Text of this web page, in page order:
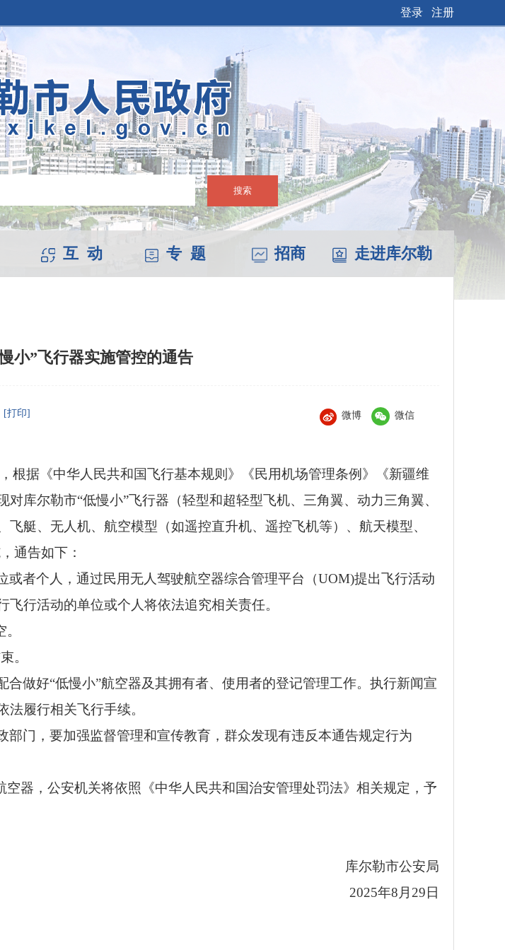
登录 注册
搜索
互 动 专 题 招商 走进库尔勒
小”飞行器实施管控的通告
[打印] 微博 微信
根据《中华人民共和国飞行基本规则》《民用机场管理条例》《新疆维
库尔勒市“低慢小”飞行器（轻型和超轻型飞机、三角翼、动力三角翼、
艇、无人机、航空模型（如遥控直升机、遥控飞机等）、航天模型、
通告如下：
者个人，通过民用无人驾驶航空器综合管理平台（UOM)提出飞行活动
行活动的单位或个人将依法追究相关责任。
。
做好“低慢小”航空器及其拥有者、使用者的登记管理工作。执行新闻宣
履行相关飞行手续。
门，要加强监督管理和宣传教育，群众发现有违反本通告规定行为
器，公安机关将依照《中华人民共和国治安管理处罚法》相关规定，予
库尔勒市公安局
2025年8月29日